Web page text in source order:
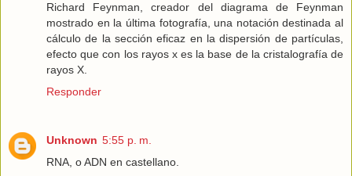
Richard Feynman, creador del diagrama de Feynman
mostrado en la última fotografía, una notación destinada al
cálculo de la sección eficaz en la dispersión de partículas,
efecto que con los rayos x es la base de la cristalografía de
rayos X.
Responder
Unknown 5:55 p. m.
RNA, o ADN en castellano.